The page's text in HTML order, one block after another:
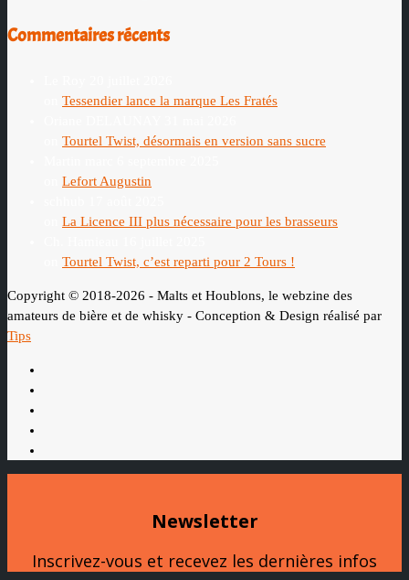
Commentaires récents
Tessendier lance la marque Les Fratés
Tourtel Twist, désormais en version sans sucre
Lefort Augustin
La Licence III plus nécessaire pour les brasseurs
Tourtel Twist, c’est reparti pour 2 Tours !
Copyright © 2018-2026 - Malts et Houblons, le webzine des
amateurs de bière et de whisky - Conception & Design réalisé par
Tips
Newsletter
Inscrivez-vous et recevez les dernières infos